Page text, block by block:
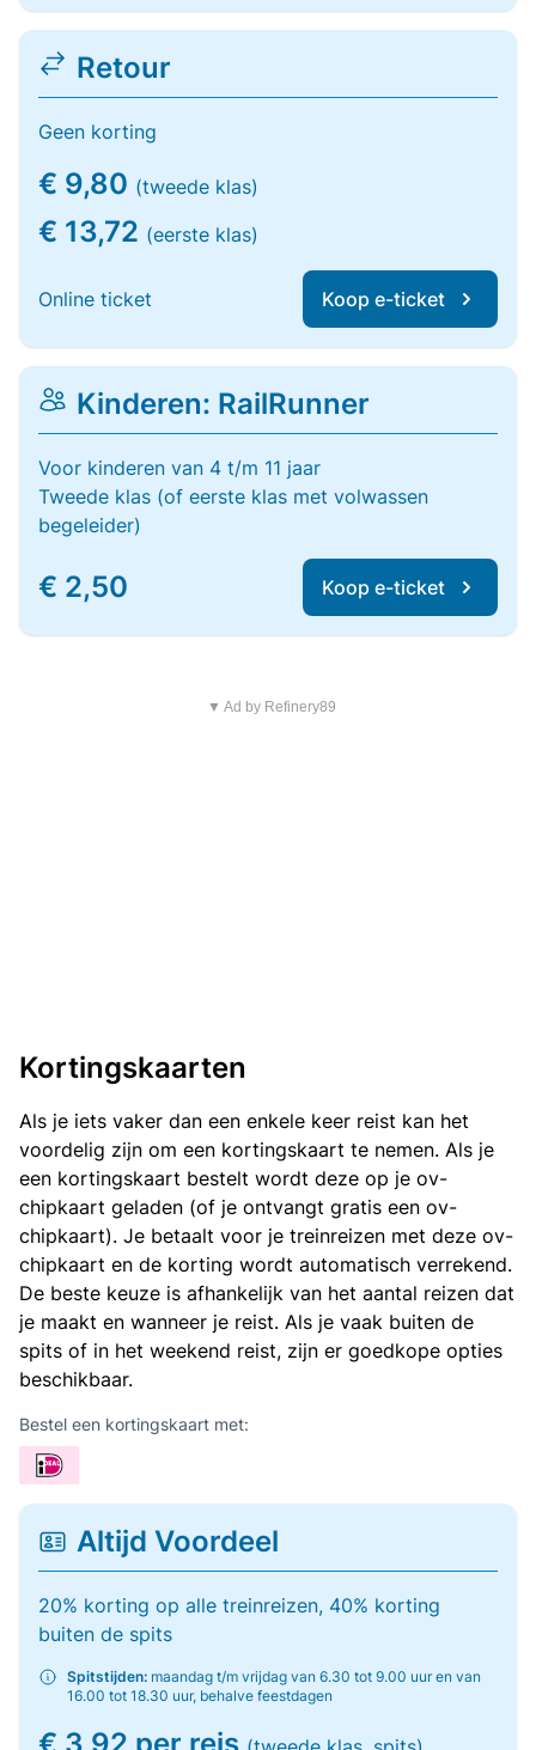
Retour
Geen korting
€ 9,80 (tweede klas)
€ 13,72 (eerste klas)
Online ticket Koop e-ticket
Kinderen: RailRunner
Voor kinderen van 4 t/m 11 jaar
Tweede klas (of eerste klas met volwassen
begeleider)
€ 2,50 Koop e-ticket
▼ Ad by Refinery89
Kortingskaarten
Als je iets vaker dan een enkele keer reist kan het
voordelig zijn om een kortingskaart te nemen. Als je
een kortingskaart bestelt wordt deze op je ov-
chipkaart geladen (of je ontvangt gratis een ov-
chipkaart). Je betaalt voor je treinreizen met deze ov-
chipkaart en de korting wordt automatisch verrekend.
De beste keuze is afhankelijk van het aantal reizen dat
je maakt en wanneer je reist. Als je vaak buiten de
spits of in het weekend reist, zijn er goedkope opties
beschikbaar.
Bestel een kortingskaart met:
Altijd Voordeel
20% korting op alle treinreizen, 40% korting
buiten de spits
Spitstijden: maandag t/m vrijdag van 6.30 tot 9.00 uur en van
16.00 tot 18.30 uur, behalve feestdagen